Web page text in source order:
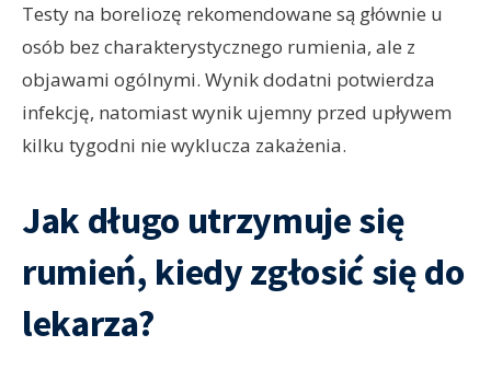
Testy na boreliozę rekomendowane są głównie u
osób bez charakterystycznego rumienia, ale z
objawami ogólnymi. Wynik dodatni potwierdza
infekcję, natomiast wynik ujemny przed upływem
kilku tygodni nie wyklucza zakażenia.
Jak długo utrzymuje się
rumień, kiedy zgłosić się do
lekarza?